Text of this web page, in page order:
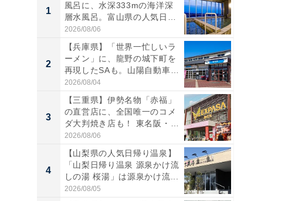
1
風呂に、水深333mの海洋深
層水風呂。富山県の人気日
帰...
2026/08/06
2
【兵庫県】「世界一忙しいラ
ーメン」に、龍野の城下町を
再現したSAも。山陽自動車
道...
2026/08/04
3
【三重県】伊勢名物「赤福」
の直営店に、全国唯一のコメ
ダ大判焼き店も！ 東名阪・
伊...
2026/08/06
4
【山梨県の人気日帰り温泉】
「山梨日帰り温泉 源泉かけ流
しの湯 桜湯」は源泉かけ流...
2026/08/05